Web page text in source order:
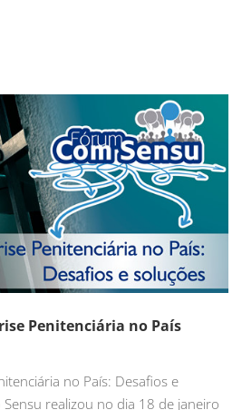
Penitenciária no País
no País: Desafios e
realizou no dia 18 de janeiro